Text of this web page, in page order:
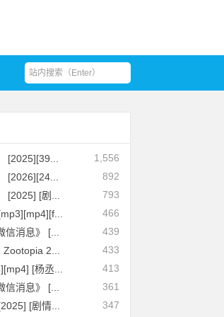
1,556
[2025][39...
892
[2026][24...
793
[2025] [剧...
466
439
信消息》 [...
433
Zootopia 2...
413
[杨丞...
361
信消息》 [...
347
[剧情...